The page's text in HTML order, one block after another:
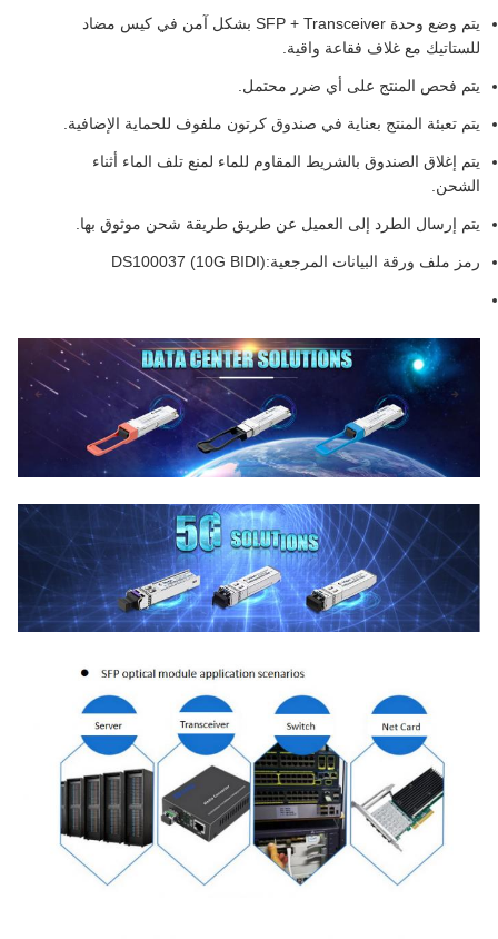
يتم وضع وحدة SFP + Transceiver بشكل آمن في كيس مضاد
للستاتيك مع غلاف فقاعة واقية.
يتم فحص المنتج على أي ضرر محتمل.
يتم تعبئة المنتج بعناية في صندوق كرتون ملفوف للحماية الإضافية.
يتم إغلاق الصندوق بالشريط المقاوم للماء لمنع تلف الماء أثناء
الشحن.
يتم إرسال الطرد إلى العميل عن طريق طريقة شحن موثوق بها.
رمز ملف ورقة البيانات المرجعية:DS100037 (10G BIDI)